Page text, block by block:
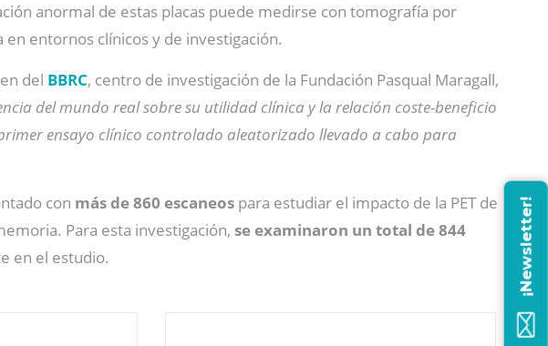
anormal de estas placas puede medirse con tomografía por
entornos clínicos y de investigación.
del BBRC, centro de investigación de la Fundación Pasqual Maragall,
del mundo real sobre su utilidad clínica y la relación coste-beneficio
ensayo clínico controlado aleatorizado llevado a cabo para
con más de 860 escaneos para estudiar el impacto de la PET de
Para esta investigación, se examinaron un total de 844
en el estudio. ¡Newsletter!